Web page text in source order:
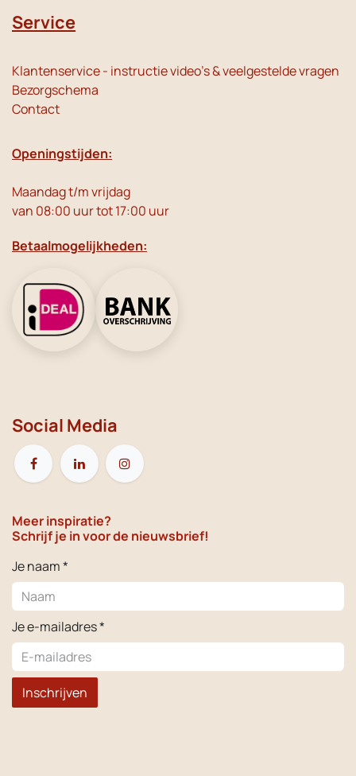
Service
Klantenservice - instructie video's & veelgestelde vragen
Bezorgschema
Contact
Openingstijden:
Maandag t/m vrijdag
van 08:00 uur tot 17:00 uur
Betaalmogelijkheden:
Social Media
Meer inspiratie?
Schrijf je in voor de nieuwsbrief!
Je naam *
Je e-mailadres *
Inschrijven